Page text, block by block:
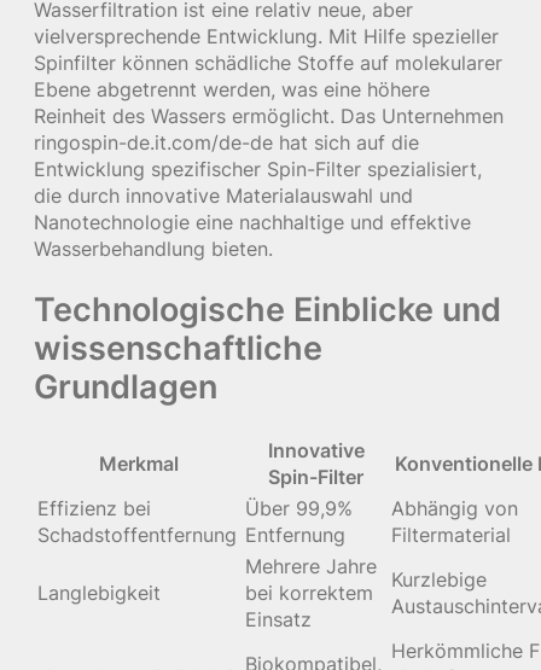
Wasserfiltration ist eine relativ neue, aber
vielversprechende Entwicklung. Mit Hilfe spezieller
Spinfilter können schädliche Stoffe auf molekularer
Ebene abgetrennt werden, was eine höhere
Reinheit des Wassers ermöglicht. Das Unternehmen
ringospin-de.it.com/de-de hat sich auf die
Entwicklung spezifischer Spin-Filter spezialisiert,
die durch innovative Materialauswahl und
Nanotechnologie eine nachhaltige und effektive
Wasserbehandlung bieten.
Technologische Einblicke und
wissenschaftliche
Grundlagen
Merkmal
Innovative
Spin-Filter
Konventionelle
Effizienz bei
Schadstoffentfernung
Über 99,9%
Entfernung
Abhängig von
Filtermaterial
Langlebigkeit
Mehrere Jahre
bei korrektem
Einsatz
Kurzlebige
Biokompatibel,
Herkömmliche